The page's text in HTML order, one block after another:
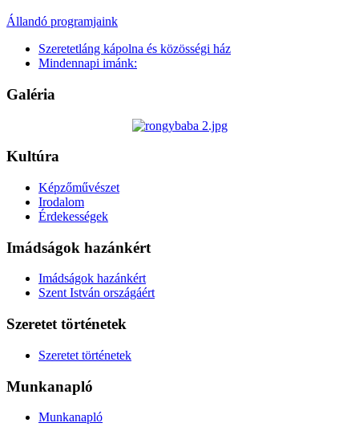
Állandó programjaink
Szeretetláng kápolna és közösségi ház
Mindennapi imánk:
Galéria
Kultúra
Képzőművészet
Irodalom
Érdekességek
Imádságok hazánkért
Imádságok hazánkért
Szent István országáért
Szeretet történetek
Szeretet történetek
Munkanapló
Munkanapló